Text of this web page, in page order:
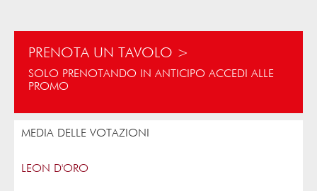
PRENOTA UN TAVOLO >
SOLO PRENOTANDO IN ANTICIPO ACCEDI ALLE
PROMO
MEDIA DELLE VOTAZIONI
LEON D'ORO